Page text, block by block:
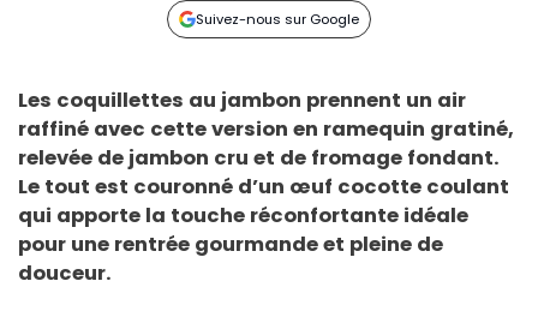
Suivez-nous sur Google
Les coquillettes au jambon prennent un air
raffiné avec cette version en ramequin gratiné,
relevée de jambon cru et de fromage fondant.
Le tout est couronné d’un œuf cocotte coulant
qui apporte la touche réconfortante idéale
pour une rentrée gourmande et pleine de
douceur.